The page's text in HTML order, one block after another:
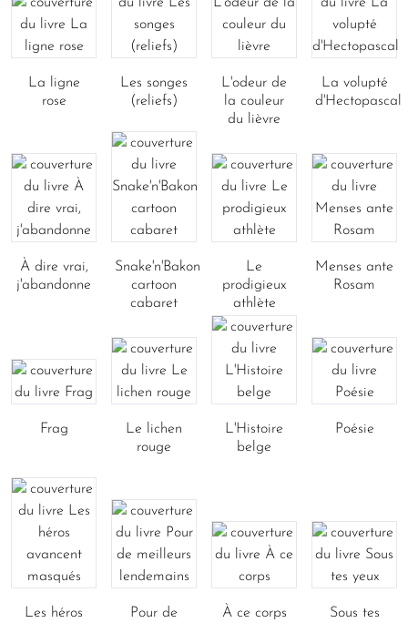
La ligne
rose
Les songes
(reliefs)
L'odeur de
la couleur
du lièvre
La volupté
d'Hectopascal
À dire vrai,
j'abandonne
Snake'n'Bakon
cartoon
cabaret
Le
prodigieux
athlète
Menses ante
Rosam
Frag
Le lichen
rouge
L'Histoire
belge
Poésie
Les héros
Pour de
À ce corps
Sous tes